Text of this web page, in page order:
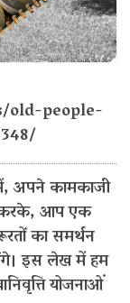
people-
अपने कामकाजी
करके, आप एक
का समर्थन
इस लेख में हम
योजनाओं